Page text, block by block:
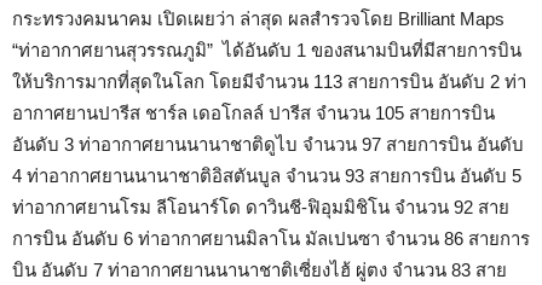
กระทรวงคมนาคม เปิดเผยว่า ล่าสุด ผลสำรวจโดย Brilliant Maps
“ท่าอากาศยานสุวรรณภูมิ” ได้อันดับ 1 ของสนามบินที่มีสายการบิน
ให้บริการมากที่สุดในโลก โดยมีจำนวน 113 สายการบิน อันดับ 2 ท่า
อากาศยานปารีส ชาร์ล เดอโกลล์ ปารีส จำนวน 105 สายการบิน
อันดับ 3 ท่าอากาศยานนานาชาติดูไบ จำนวน 97 สายการบิน อันดับ
4 ท่าอากาศยานนานาชาติอิสตันบูล จำนวน 93 สายการบิน อันดับ 5
ท่าอากาศยานโรม ลีโอนาร์โด ดาวินชี-ฟิอุมมิชิโน จำนวน 92 สาย
การบิน อันดับ 6 ท่าอากาศยานมิลาโน มัลเปนซา จำนวน 86 สายการ
บิน อันดับ 7 ท่าอากาศยานนานาชาติเซี่ยงไฮ้ ผู่ตง จำนวน 83 สาย